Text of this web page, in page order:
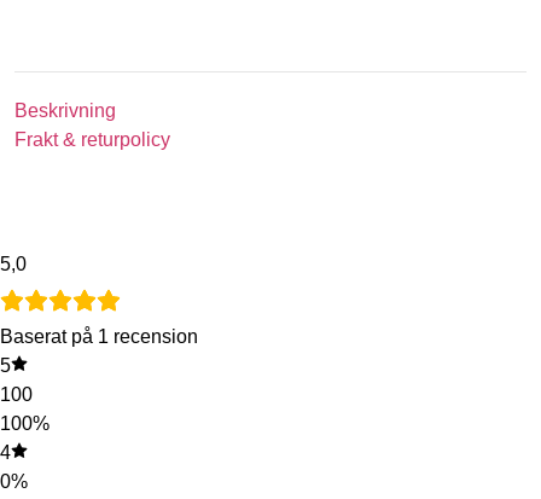
Beskrivning
Frakt & returpolicy
5,0
Baserat på 1 recension
5
100
100%
4
0%